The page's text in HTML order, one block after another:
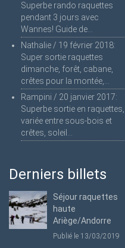
Superbe rando raquettes
pendant 3 jours avec
Wannes! Guide de...
Nathalie / 19 février 2018:
Super sortie raquettes
dimanche, forêt, cabane,
crêtes pour la montée,...
Rampini / 20 janvier 2017:
Superbe sortie en raquettes,
variée entre sous-bois et
crêtes, soleil...
Derniers billets
Séjour raquettes
haute
Ariège/Andorre
Publié le 13/03/2019